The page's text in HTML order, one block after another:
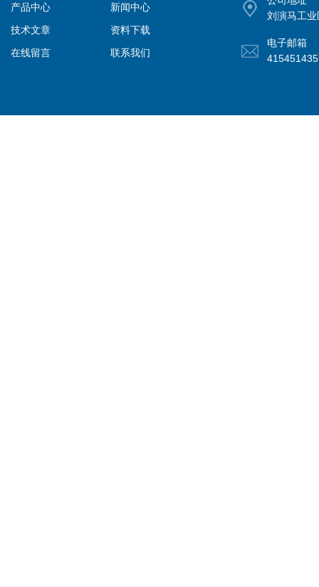
产品中心
新闻中心
技术文章
资料下载
在线留言
联系我们
刘演马工业
电子邮箱